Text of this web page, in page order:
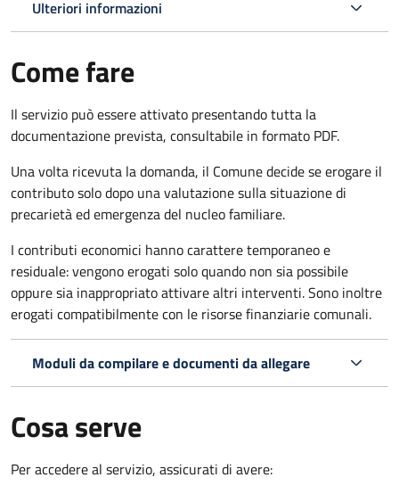
Ulteriori informazioni
Come fare
Il servizio può essere attivato presentando tutta la
documentazione prevista, consultabile in formato PDF.
Una volta ricevuta la domanda, il Comune decide se erogare il
contributo solo dopo una valutazione sulla situazione di
precarietà ed emergenza del nucleo familiare.
I contributi economici hanno carattere temporaneo e
residuale: vengono erogati solo quando non sia possibile
oppure sia inappropriato attivare altri interventi. Sono inoltre
erogati compatibilmente con le risorse finanziarie comunali.
Moduli da compilare e documenti da allegare
Cosa serve
Per accedere al servizio, assicurati di avere: